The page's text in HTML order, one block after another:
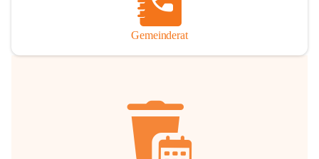
Gemeinderat